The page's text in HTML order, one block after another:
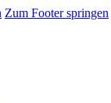
Zum Footer springen